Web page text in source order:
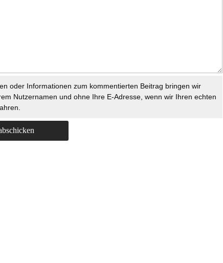
oder Informationen zum kommentierten Beitrag bringen wir
Nutzernamen und ohne Ihre E-Adresse, wenn wir Ihren echten